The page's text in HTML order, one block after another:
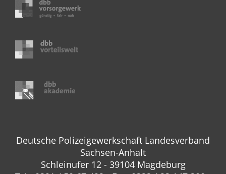
Deutsche Polizeigewerkschaft Landesverband
Sachsen-Anhalt
Schleinufer 12 - 39104 Magdeburg